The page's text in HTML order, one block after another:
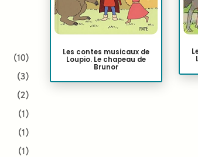
(10)
(3)
(2)
(1)
(1)
(1)
Les contes musicaux de
Loupio. Le chapeau de
Brunor